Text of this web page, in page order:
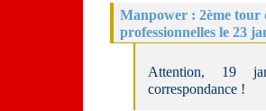
Manpower : 2ème tour
professionnelles le 23
Attention, 19
correspondance !